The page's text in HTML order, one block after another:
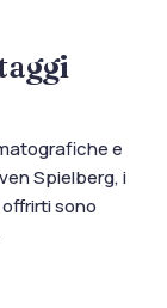
e
Spielberg, i
sono